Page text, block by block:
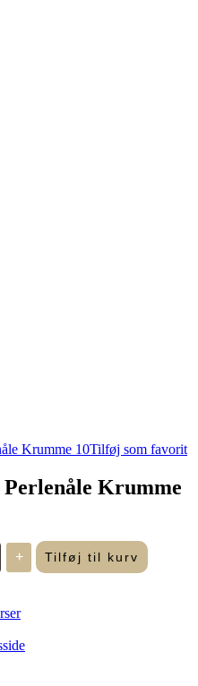
Tilføj som favorit
Perlenåle Krumme
+ Tilføj til kurv